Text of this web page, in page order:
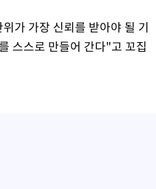
가 가장 신뢰를 받아야 될 기
스스로 만들어 간다"고 꼬집